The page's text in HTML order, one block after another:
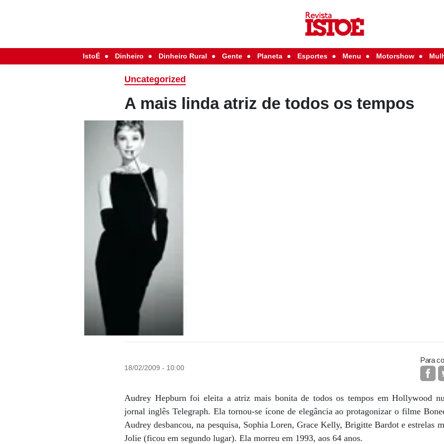
IstoÉ Dinheiro Dinheiro Rural Gente Planeta Esportes Menu Motorshow
Uncategorized
A mais linda atriz de todos os tempos
18/02/2009 - 10:00
Para
Audrey Hepburn foi eleita a atriz mais bonita de todos os tempos em Hollywood
jornal inglês Telegraph. Ela tornou-se ícone de elegância ao protagonizar o filme
Audrey desbancou, na pesquisa, Sophia Loren, Grace Kelly, Brigitte Bardot e estrelas
Jolie (ficou em segundo lugar). Ela morreu em 1993, aos 64 anos.